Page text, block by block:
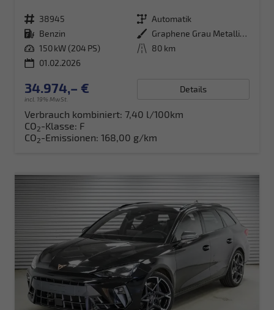
Fahrzeugnr. 38945 Getriebe Automatik
Kraftstoff Benzin Außenfarbe
Graphene Grau Metallic (R6)
Leistung 150 kW (204 PS) Kilometerstand 80 km
01.02.2026
34.974,– €
incl. 19% MwSt.
Details
Verbrauch kombiniert: 7,40 l/100km
CO2-Klasse: F
CO2-Emissionen: 168,00 g/km